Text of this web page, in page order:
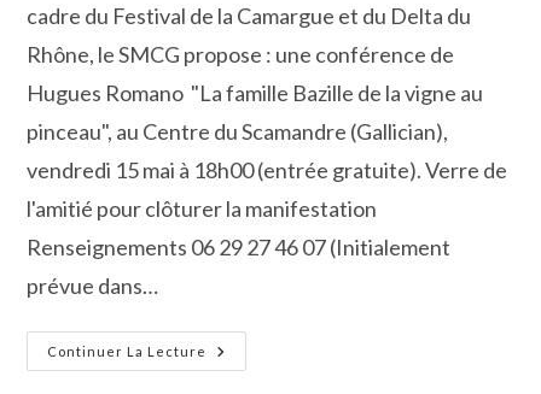
cadre du Festival de la Camargue et du Delta du
Rhône, le SMCG propose : une conférence de
Hugues Romano "La famille Bazille de la vigne au
pinceau", au Centre du Scamandre (Gallician),
vendredi 15 mai à 18h00 (entrée gratuite). Verre de
l'amitié pour clôturer la manifestation
Renseignements 06 29 27 46 07 (Initialement
prévue dans…
Continuer La Lecture
Conférence
De